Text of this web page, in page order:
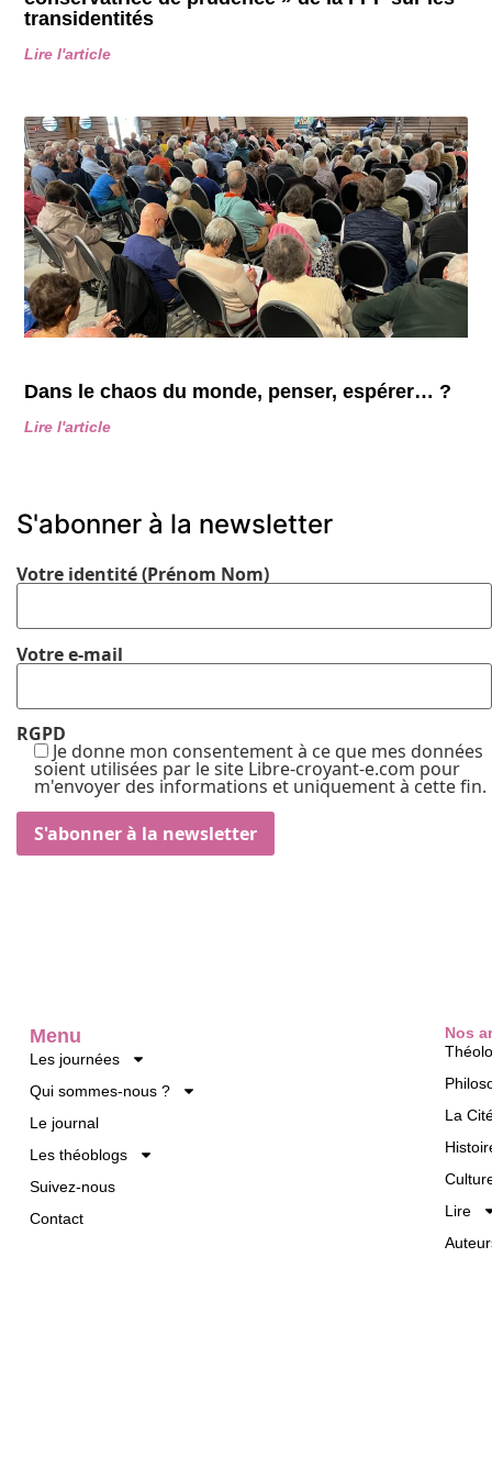
transidentités
Lire l'article
Dans le chaos du monde, penser, espérer… ?
Lire l'article
S'abonner à la newsletter
Votre identité (Prénom Nom)
Votre e-mail
RGPD
Je donne mon consentement à ce que mes données
soient utilisées par le site Libre-croyant-e.com pour
m'envoyer des informations et uniquement à cette fin.
Nos
La
Lire
Menu
Les journées
Qui sommes-nous ?
Le journal
Les théoblogs
Suivez-nous
Contact